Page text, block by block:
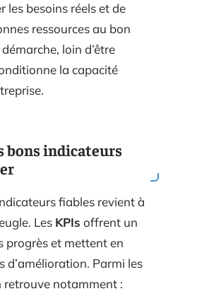
les besoins réels et de
ressources au bon
loin d’être
la capacité
bons indicateurs
fiables revient à
Les KPIs offrent un
progrès et mettent en
d’amélioration. Parmi les
retrouve notamment :